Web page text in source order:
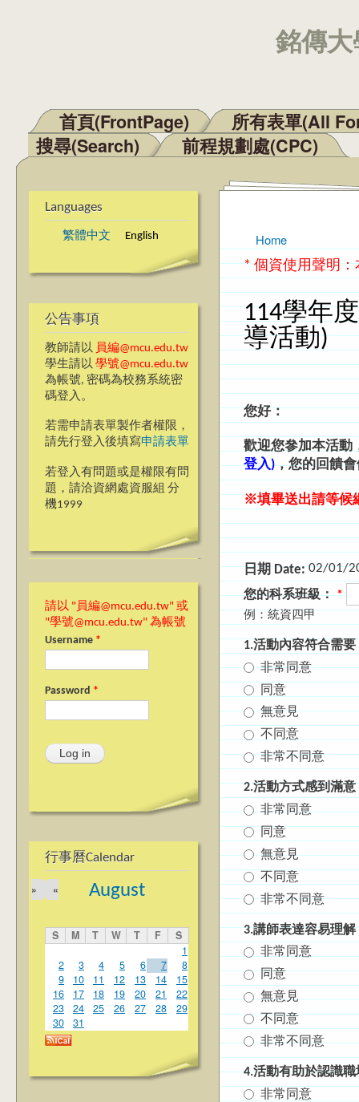
銘傳
Main menu
首頁(FrontPage)
所有表單(All
搜尋(Search)
前程規劃處(CPC)
Languages
繁體中文 English
公告事項
教師請以 員編@mcu.edu.tw
學生請以 學號@mcu.edu.tw
為帳號, 密碼為校務系統密
碼登入。
若需申請表單製作者權限，
請先行登入後填寫申請表單
若登入有問題或是權限有問
題，請洽資網處資服組 分
機1999
請以 "員編@mcu.edu.tw" 或
"學號@mcu.edu.tw" 為帳號
Username *
Password *
行事曆Calendar
August
«
»
S M T W T F
S
1
2
3 4 5 6 7
8
9
10 11 12 13 14
15
16
17 18 19 20 21
22
23
24 25 26 27 28
29
30
31
You are here
Home
* 個資使用聲明
114學年
導活動)
您好：
歡迎您參加本活動
登入)，您的回饋
※填畢送出請等候
日期 Date:02/01/
您的科系班級：*
例：統資四甲
1.活動內容符合需要
非常同意
同意
無意見
不同意
非常不同意
2.活動方式感到滿意
非常同意
同意
無意見
不同意
非常不同意
3.講師表達容易理解
非常同意
同意
無意見
不同意
非常不同意
4.活動有助於認識
非常同意